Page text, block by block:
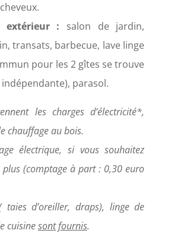
extérieur : salon de jardin,
transats, barbecue, lave linge
pour les 2 gîtes se trouve
parasol.
les charges d’électricité*,
chauffage au bois.
électrique, si vous souhaitez
plus (comptage à part : 0,30 euro
d’oreiller, draps), linge de
cuisinesont fournis.